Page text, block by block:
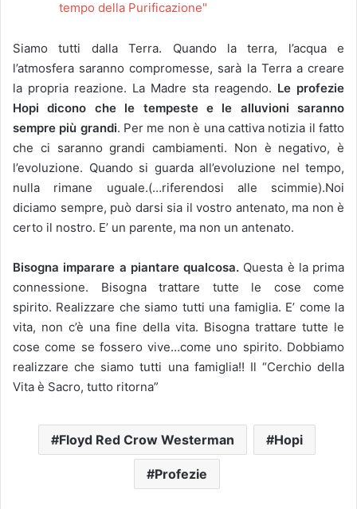
Siamo tutti dalla Terra. Quando la terra, l’acqua e
l’atmosfera saranno compromesse, sarà la Terra a creare
la propria reazione. La Madre sta reagendo. Le profezie
Hopi dicono che le tempeste e le alluvioni saranno
sempre più grandi. Per me non è una cattiva notizia il fatto
che ci saranno grandi cambiamenti. Non è negativo, è
l’evoluzione. Quando si guarda all’evoluzione nel tempo,
nulla rimane uguale.(…riferendosi alle scimmie).Noi
diciamo sempre, può darsi sia il vostro antenato, ma non è
certo il nostro. E’ un parente, ma non un antenato.
Bisogna imparare a piantare qualcosa. Questa è la prima
connessione. Bisogna trattare tutte le cose come
spirito. Realizzare che siamo tutti una famiglia. E’ come la
vita, non c’è una fine della vita. Bisogna trattare tutte le
cose come se fossero vive…come uno spirito. Dobbiamo
realizzare che siamo tutti una famiglia!! Il “Cerchio della
Vita è Sacro, tutto ritorna”
Floyd Red Crow Westerman Hopi
Profezie